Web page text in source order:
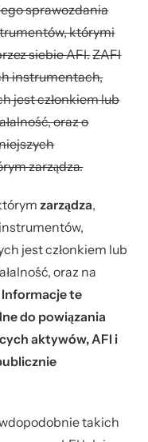
sprawozdania
którymi
siebie AFI.ZAFI
instrumentach,
jest członkiem lub
oraz o
zarządza.
zarządza,
jest członkiem lub
oraz na
te
do powiązania
aktywów, AFI i
takich